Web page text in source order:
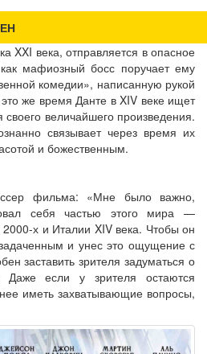
XXI века, отправляется в опасное
мафиозный босс поручает ему
комедии», написанную рукой
же время Данте в XIV веке ищет
величайшего произведения.
связывает через время их
и божественным.
фильма: «Мне было важно,
себя частью этого мира —
х и Италии XIV века. Чтобы он
и унес это ощущение с
заставить зрителя задуматься о
если у зрителя остаются
иметь захватывающие вопросы,